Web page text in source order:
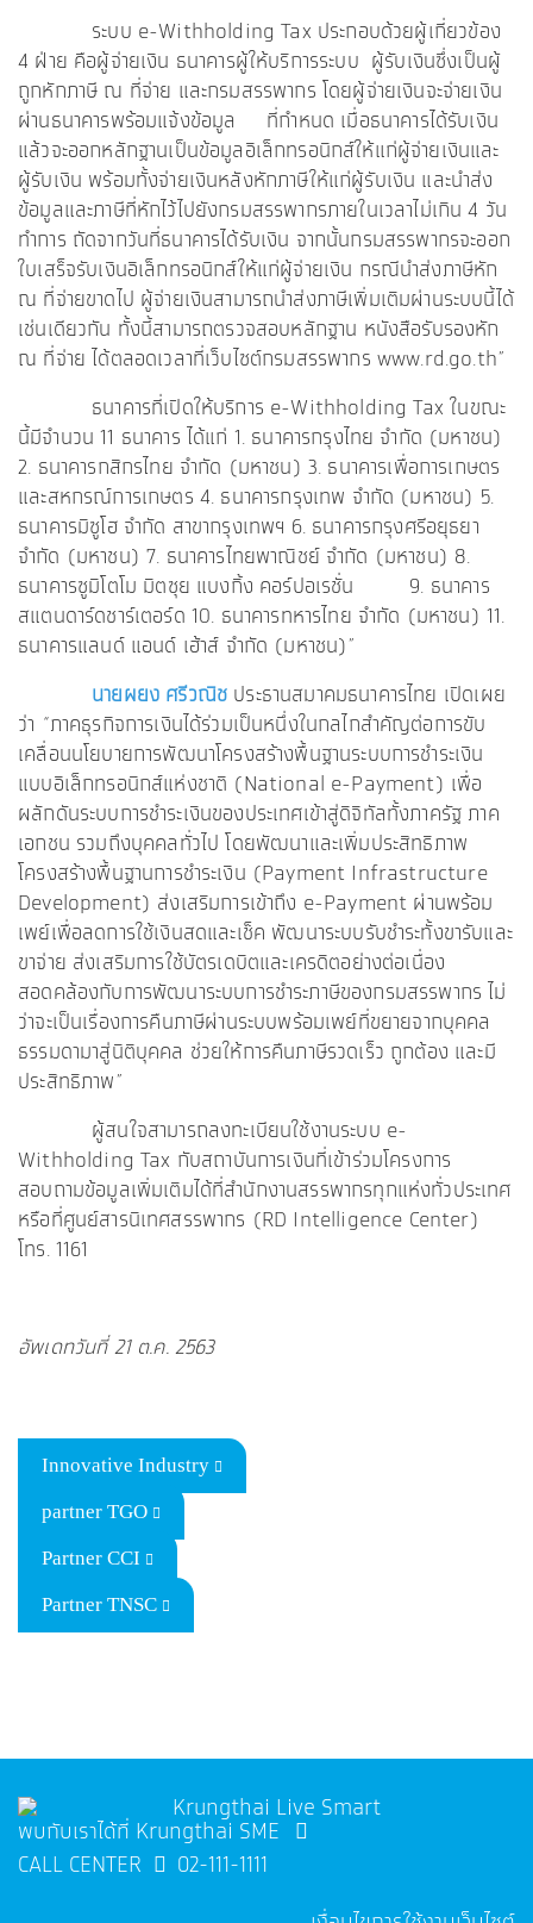
ระบบ e-Withholding Tax ประกอบด้วยผู้เกี่ยวข้อง
4 ฝ่าย คือผู้จ่ายเงิน ธนาคารผู้ให้บริการระบบ ผู้รับเงินซึ่งเป็นผู้
ถูกหักภาษี ณ ที่จ่าย และกรมสรรพากร โดยผู้จ่ายเงินจะจ่ายเงิน
ผ่านธนาคารพร้อมแจ้งข้อมูล ที่กำหนด เมื่อธนาคารได้รับเงิน
แล้วจะออกหลักฐานเป็นข้อมูลอิเล็กทรอนิกส์ให้แก่ผู้จ่ายเงินและ
ผู้รับเงิน พร้อมทั้งจ่ายเงินหลังหักภาษีให้แก่ผู้รับเงิน และนำส่ง
ข้อมูลและภาษีที่หักไว้ไปยังกรมสรรพากรภายในเวลาไม่เกิน 4 วัน
ทำการ ถัดจากวันที่ธนาคารได้รับเงิน จากนั้นกรมสรรพากรจะออก
ใบเสร็จรับเงินอิเล็กทรอนิกส์ให้แก่ผู้จ่ายเงิน กรณีนำส่งภาษีหัก
ณ ที่จ่ายขาดไป ผู้จ่ายเงินสามารถนำส่งภาษีเพิ่มเติมผ่านระบบนี้ได้
เช่นเดียวกัน ทั้งนี้สามารถตรวจสอบหลักฐาน หนังสือรับรองหัก
ณ ที่จ่าย ได้ตลอดเวลาที่เว็บไซต์กรมสรรพากร www.rd.go.th”
ธนาคารที่เปิดให้บริการ e-Withholding Tax ในขณะ
นี้มีจำนวน 11 ธนาคาร ได้แก่ 1. ธนาคารกรุงไทย จำกัด (มหาชน)
2. ธนาคารกสิกรไทย จำกัด (มหาชน) 3. ธนาคารเพื่อการเกษตร
และสหกรณ์การเกษตร 4. ธนาคารกรุงเทพ จำกัด (มหาชน) 5.
ธนาคารมิซูโฮ จำกัด สาขากรุงเทพฯ 6. ธนาคารกรุงศรีอยุธยา
จำกัด (มหาชน) 7. ธนาคารไทยพาณิชย์ จำกัด (มหาชน) 8.
ธนาคารซูมิโตโม มิตซุย แบงกิ้ง คอร์ปอเรชั่น 9. ธนาคาร
สแตนดาร์ดชาร์เตอร์ด 10. ธนาคารทหารไทย จำกัด (มหาชน) 11.
ธนาคารแลนด์ แอนด์ เฮ้าส์ จำกัด (มหาชน)”
นายผยง ศรีวณิช ประธานสมาคมธนาคารไทย เปิดเผย
ว่า “ภาคธุรกิจการเงินได้ร่วมเป็นหนึ่งในกลไกสำคัญต่อการขับ
เคลื่อนนโยบายการพัฒนาโครงสร้างพื้นฐานระบบการชำระเงิน
แบบอิเล็กทรอนิกส์แห่งชาติ (National e-Payment) เพื่อ
ผลักดันระบบการชำระเงินของประเทศเข้าสู่ดิจิทัลทั้งภาครัฐ ภาค
เอกชน รวมถึงบุคคลทั่วไป โดยพัฒนาและเพิ่มประสิทธิภาพ
โครงสร้างพื้นฐานการชำระเงิน (Payment Infrastructure
Development) ส่งเสริมการเข้าถึง e-Payment ผ่านพร้อม
เพย์เพื่อลดการใช้เงินสดและเช็ค พัฒนาระบบรับชำระทั้งขารับและ
ขาจ่าย ส่งเสริมการใช้บัตรเดบิตและเครดิตอย่างต่อเนื่อง
สอดคล้องกับการพัฒนาระบบการชำระภาษีของกรมสรรพากร ไม่
ว่าจะเป็นเรื่องการคืนภาษีผ่านระบบพร้อมเพย์ที่ขยายจากบุคคล
ธรรมดามาสู่นิติบุคคล ช่วยให้การคืนภาษีรวดเร็ว ถูกต้อง และมี
ประสิทธิภาพ”
ผู้สนใจสามารถลงทะเบียนใช้งานระบบ e-
Withholding Tax กับสถาบันการเงินที่เข้าร่วมโครงการ
สอบถามข้อมูลเพิ่มเติมได้ที่สำนักงานสรรพากรทุกแห่งทั่วประเทศ
หรือที่ศูนย์สารนิเทศสรรพากร (RD Intelligence Center)
โทร. 1161
อัพเดทวันที่ 21 ต.ค. 2563
Innovative Industry
partner TGO
Partner CCI
Partner TNSC
พบกับเราได้ที่ Krungthai SME
CALL CENTER
02-111-1111